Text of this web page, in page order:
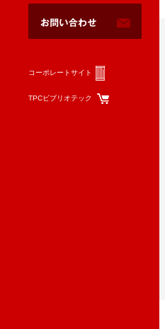
コーポレートサイト
TPCビブリオテック